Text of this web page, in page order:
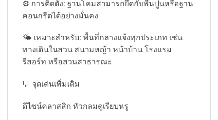
⚙️ การติดตั้ง: ฐานโคมสามารถยึดกับพื้นปูนหรือฐาน
คอนกรีตได้อย่างมั่นคง
🌤️ เหมาะสำหรับ: พื้นที่กลางแจ้งทุกประเภท เช่น
ทางเดินในสวน สนามหญ้า หน้าบ้าน โรงแรม
รีสอร์ท หรือสวนสาธารณะ
💬 จุดเด่นเพิ่มเติม
ดีไซน์คลาสสิก หัวกลมดูเรียบหรู